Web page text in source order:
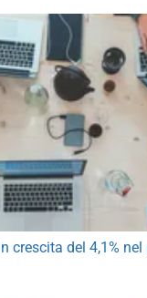
crescita del 4,1%